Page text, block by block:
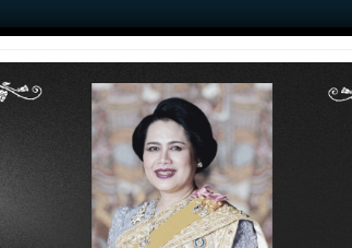
PRICE LIST KNOWLEDGE VARIETY